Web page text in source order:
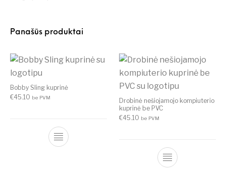
Panašūs produktai
Bobby Sling kuprinė
€45.10 be PVM
Drobinė nešiojamojo kompiuterio
kuprinė be PVC
€45.10 be PVM